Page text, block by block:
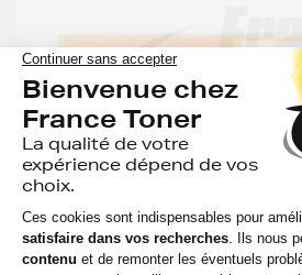
Collecteur de Toner Usagé
C734X77G - - Format